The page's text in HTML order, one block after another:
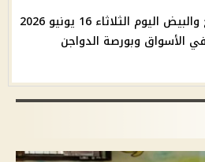
أسعار الفراخ والبيض اليوم الثلاثاء 16 يونيو 2026
الأسواق وبورصة الدواجن